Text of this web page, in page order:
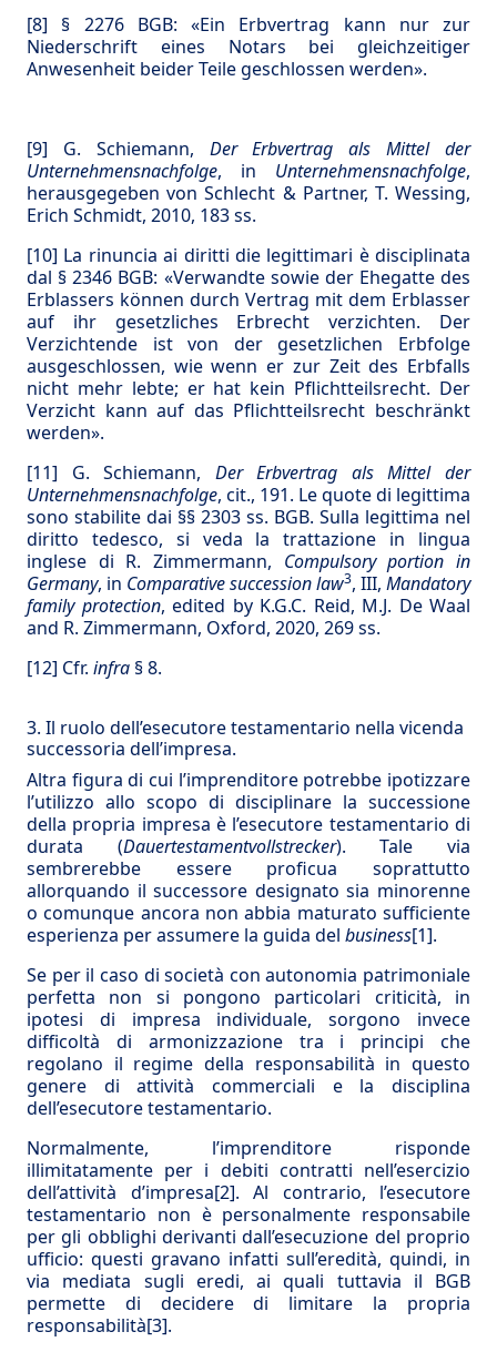
[8] § 2276 BGB: «Ein Erbvertrag kann nur zur
Niederschrift eines Notars bei gleichzeitiger
Anwesenheit beider Teile geschlossen werden».
[9] G. Schiemann, Der Erbvertrag als Mittel der
Unternehmensnachfolge, in Unternehmensnachfolge,
herausgegeben von Schlecht & Partner, T. Wessing,
Erich Schmidt, 2010, 183 ss.
[10] La rinuncia ai diritti die legittimari è disciplinata
dal § 2346 BGB: «Verwandte sowie der Ehegatte des
Erblassers können durch Vertrag mit dem Erblasser
auf ihr gesetzliches Erbrecht verzichten. Der
Verzichtende ist von der gesetzlichen Erbfolge
ausgeschlossen, wie wenn er zur Zeit des Erbfalls
nicht mehr lebte; er hat kein Pflichtteilsrecht. Der
Verzicht kann auf das Pflichtteilsrecht beschränkt
werden».
[11] G. Schiemann, Der Erbvertrag als Mittel der
Unternehmensnachfolge, cit., 191. Le quote di legittima
sono stabilite dai §§ 2303 ss. BGB. Sulla legittima nel
diritto tedesco, si veda la trattazione in lingua
inglese di R. Zimmermann, Compulsory portion in
Germany, in Comparative succession law3, III, Mandatory
family protection, edited by K.G.C. Reid, M.J. De Waal
and R. Zimmermann, Oxford, 2020, 269 ss.
[12] Cfr. infra § 8.
3. Il ruolo dell’esecutore testamentario nella vicenda
successoria dell’impresa.
Altra figura di cui l’imprenditore potrebbe ipotizzare
l’utilizzo allo scopo di disciplinare la successione
della propria impresa è l’esecutore testamentario di
durata (Dauertestamentvollstrecker). Tale via
sembrerebbe essere proficua soprattutto
allorquando il successore designato sia minorenne
o comunque ancora non abbia maturato sufficiente
esperienza per assumere la guida del business[1].
Se per il caso di società con autonomia patrimoniale
perfetta non si pongono particolari criticità, in
ipotesi di impresa individuale, sorgono invece
difficoltà di armonizzazione tra i principi che
regolano il regime della responsabilità in questo
genere di attività commerciali e la disciplina
dell’esecutore testamentario.
Normalmente, l’imprenditore risponde
illimitatamente per i debiti contratti nell’esercizio
dell’attività d’impresa[2]. Al contrario, l’esecutore
testamentario non è personalmente responsabile
per gli obblighi derivanti dall’esecuzione del proprio
ufficio: questi gravano infatti sull’eredità, quindi, in
via mediata sugli eredi, ai quali tuttavia il BGB
permette di decidere di limitare la propria
responsabilità[3].